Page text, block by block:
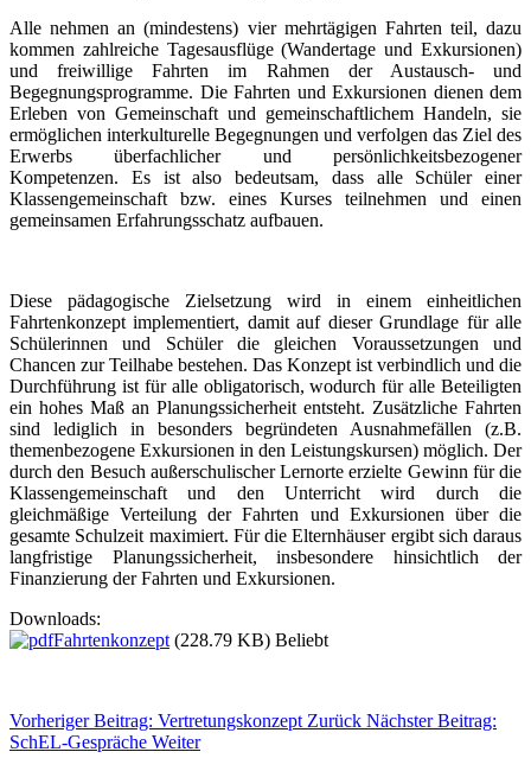
Alle nehmen an (mindestens) vier mehrtägigen Fahrten teil, dazu
kommen zahlreiche Tagesausflüge (Wandertage und Exkursionen)
und freiwillige Fahrten im Rahmen der Austausch- und
Begegnungsprogramme. Die Fahrten und Exkursionen dienen dem
Erleben von Gemeinschaft und gemeinschaftlichem Handeln, sie
ermöglichen interkulturelle Begegnungen und verfolgen das Ziel des
Erwerbs überfachlicher und persönlichkeitsbezogener
Kompetenzen. Es ist also bedeutsam, dass alle Schüler einer
Klassengemeinschaft bzw. eines Kurses teilnehmen und einen
gemeinsamen Erfahrungsschatz aufbauen.
Diese pädagogische Zielsetzung wird in einem einheitlichen
Fahrtenkonzept implementiert, damit auf dieser Grundlage für alle
Schülerinnen und Schüler die gleichen Voraussetzungen und
Chancen zur Teilhabe bestehen. Das Konzept ist verbindlich und die
Durchführung ist für alle obligatorisch, wodurch für alle Beteiligten
ein hohes Maß an Planungssicherheit entsteht. Zusätzliche Fahrten
sind lediglich in besonders begründeten Ausnahmefällen (z.B.
themenbezogene Exkursionen in den Leistungskursen) möglich. Der
durch den Besuch außerschulischer Lernorte erzielte Gewinn für die
Klassengemeinschaft und den Unterricht wird durch die
gleichmäßige Verteilung der Fahrten und Exkursionen über die
gesamte Schulzeit maximiert. Für die Elternhäuser ergibt sich daraus
langfristige Planungssicherheit, insbesondere hinsichtlich der
Finanzierung der Fahrten und Exkursionen.
Downloads:
Fahrtenkonzept (228.79 KB) Beliebt
Vorheriger Beitrag: Vertretungskonzept Zurück Nächster Beitrag:
SchEL-Gespräche Weiter